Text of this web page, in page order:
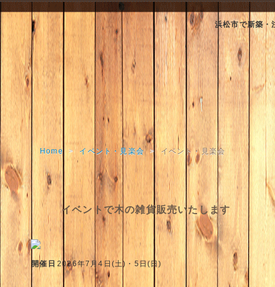
浜松市で新築・
Home > イベント・見楽会 > イベント・見楽会
イベントで木の雑貨販売いたします
開催日 2026年7月4日(土)・5日(日)